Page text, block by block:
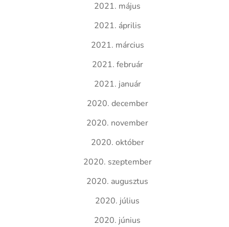
2021. május
2021. április
2021. március
2021. február
2021. január
2020. december
2020. november
2020. október
2020. szeptember
2020. augusztus
2020. július
2020. június